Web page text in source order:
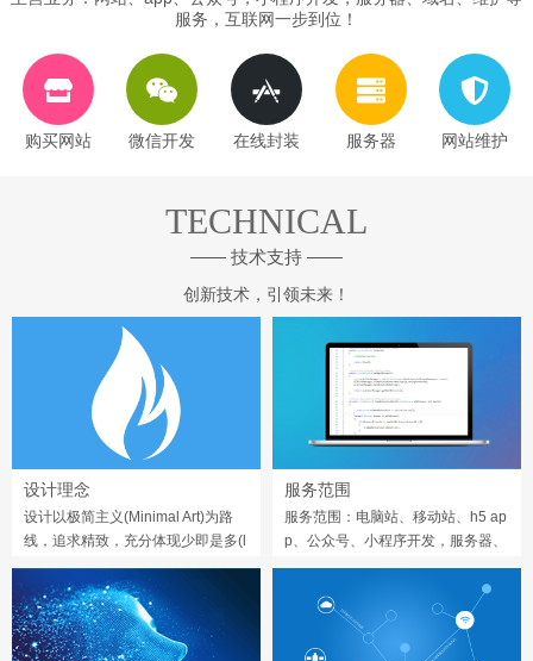
服务，互联网一步到位！
购买网站 微信开发 在线封装 服务器 网站维护
TECHNICAL
—— 技术支持 ——
创新技术，引领未来！
设计理念
设计以极简主义(Minimal Art)为路
线，追求精致，充分体现少即是多(l
服务范围
服务范围：电脑站、移动站、h5 ap
p、公众号、小程序开发，服务器、